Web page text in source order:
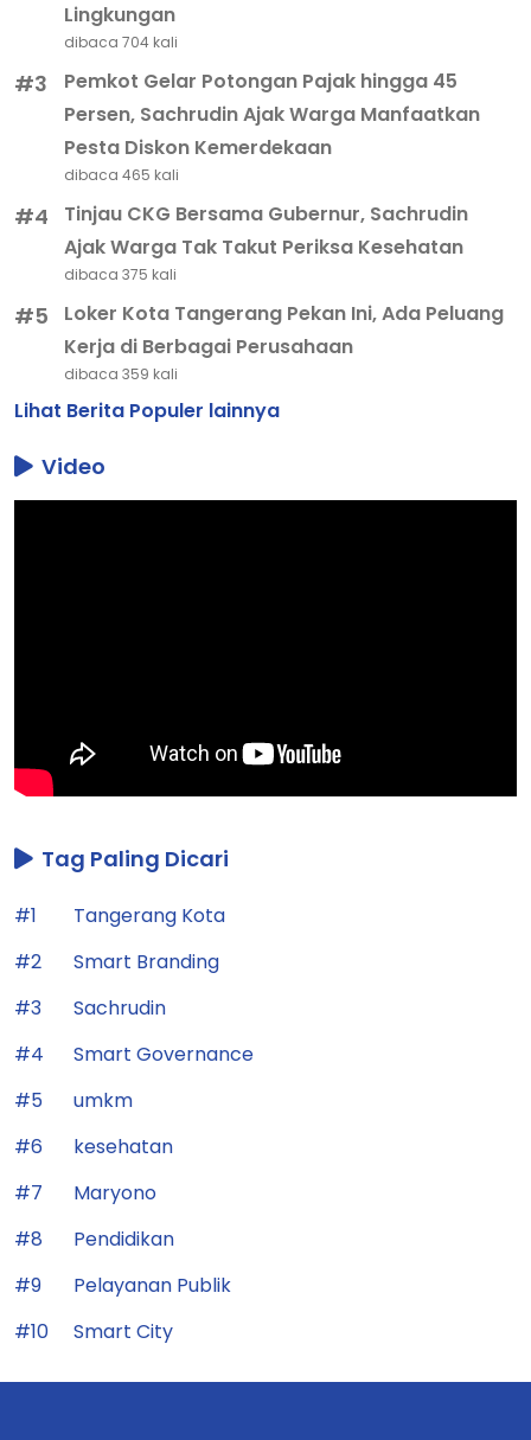
Lingkungan
dibaca 704 kali
#3
Pemkot Gelar Potongan Pajak hingga 45
Persen, Sachrudin Ajak Warga Manfaatkan
Pesta Diskon Kemerdekaan
dibaca 465 kali
#4
Tinjau CKG Bersama Gubernur, Sachrudin
Ajak Warga Tak Takut Periksa Kesehatan
dibaca 375 kali
#5
Loker Kota Tangerang Pekan Ini, Ada Peluang
Kerja di Berbagai Perusahaan
dibaca 359 kali
Lihat Berita Populer lainnya
Video
Tag Paling Dicari
#1
Tangerang Kota
#2
Smart Branding
#3
Sachrudin
#4
Smart Governance
#5
umkm
#6
kesehatan
#7
Maryono
#8
Pendidikan
#9
Pelayanan Publik
#10
Smart City